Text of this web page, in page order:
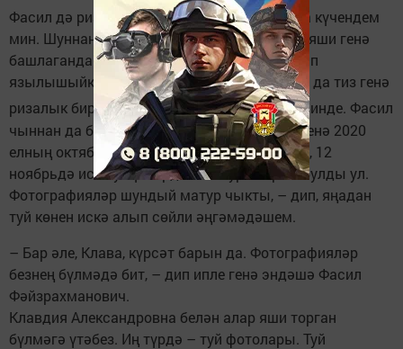
Фасил дә риза булгач, озак уйлап тормыйча күчендем
мин. Шуннан бирле бергә яшибез менә. Әле яши генә
башлаганда Фасил гел: «Әйдә, ЗАГСка барып
язылышыйк», – дип әйтә иде. Мин әле анда да тиз генә
ризалык бирмәдем(көлә). Аннары күндем инде. Фасил
чыннан да бик якын, кадерле кешем. Һәм менә 2020
елның октябрь аенда ЗАГСка гариза бирдек, 12
ноябрьдә исә туй үткәрдек. Матур бәйрәм булды ул.
Фотографияләр шундый матур чыкты, – дип, яңадан
туй көнен искә алып сөйли әңгәмәдәшем.
– Бар әле, Клава, күрсәт барын да. Фотографияләр
безнең бүлмәдә бит, – дип ипле генә эндәшә Фасил
Фәйзрахманович.
Клавдия Александровна белән алар яши торган
бүлмәгә үтәбез. Иң түрдә – туй фотолары. Туй